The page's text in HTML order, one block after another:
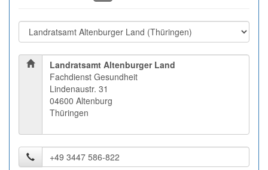
Landratsamt Altenburger Land
Fachdienst Gesundheit
Lindenaustr. 31
04600 Altenburg
Thüringen